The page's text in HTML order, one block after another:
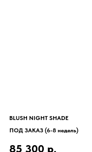
BLUSH NIGHT SHADE
ПОД ЗАКАЗ (6-8 недель)
85 300 р.